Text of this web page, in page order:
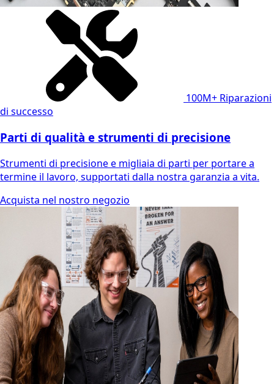
100M+ Riparazioni
di successo
Parti di qualità e strumenti di precisione
Strumenti di precisione e migliaia di parti per portare a
termine il lavoro, supportati dalla nostra garanzia a vita.
Acquista nel nostro negozio